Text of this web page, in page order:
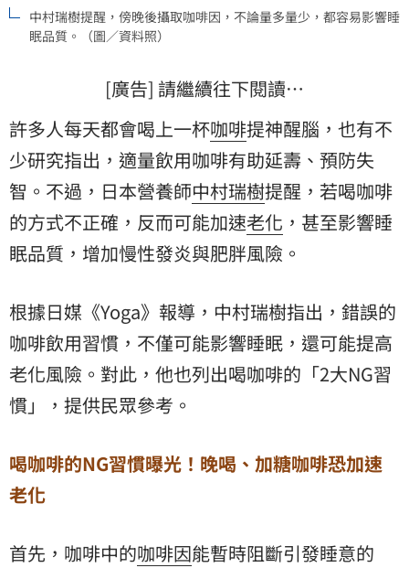
中村瑞樹提醒，傍晚後攝取咖啡因，不論量多量少，都容易影響睡
眠品質。（圖／資料照）
[廣告] 請繼續往下閱讀…
許多人每天都會喝上一杯咖啡提神醒腦，也有不
少研究指出，適量飲用咖啡有助延壽、預防失
智。不過，日本營養師中村瑞樹提醒，若喝咖啡
的方式不正確，反而可能加速老化 ，甚至影響睡
眠品質 ，增加慢性發炎與肥胖風險。
根據日媒《Yoga》報導，中村瑞樹指出，錯誤的
咖啡飲用習慣，不僅可能影響睡眠，還可能提高
老化風險。對此，他也列出喝咖啡的「2大NG習
慣」，提供民眾參考。
喝咖啡的NG習慣曝光！晚喝、加糖咖啡恐加速
老化
首先，咖啡中的咖啡因能暫時阻斷引發睡意的